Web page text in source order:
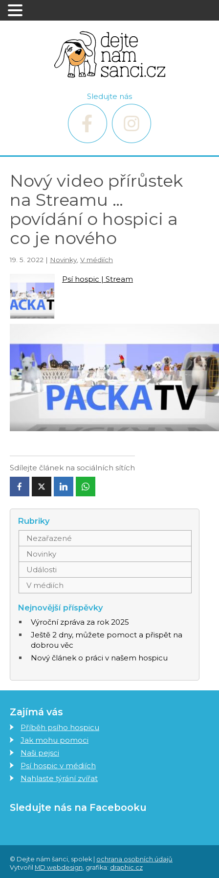
Sledujte nás
Nový video přírůstek
na Streamu …
povídání o hospici a
co je nového
19. 5. 2022 | Novinky V médiích
Psí hospic | Stream
Sdílejte článek na sociálních sítích
Rubriky
Nezařazené
Novinky
Události
V médiích
Nejnovější příspěvky
Výroční zpráva za rok 2025
Ještě 2 dny, můžete pomoct a přispět na
dobrou věc
Nový článek o práci v našem hospicu
Zajímá vás
Příběh psího hospicu
Jak mohu pomoci
Naši pejsci
Psí hospic v médiích
Nahlaste týrání zvířat
Sledujte nás na Facebooku
© Dejte nám šanci, spolek | ochrana osobních údajů
Vytvořil MD webdesign, grafika: draphic.cz